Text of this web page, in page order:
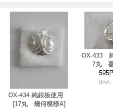
OX-434 純銀板使用
[17丸 幾何模様A]
OX-433
7丸
595
(税込: